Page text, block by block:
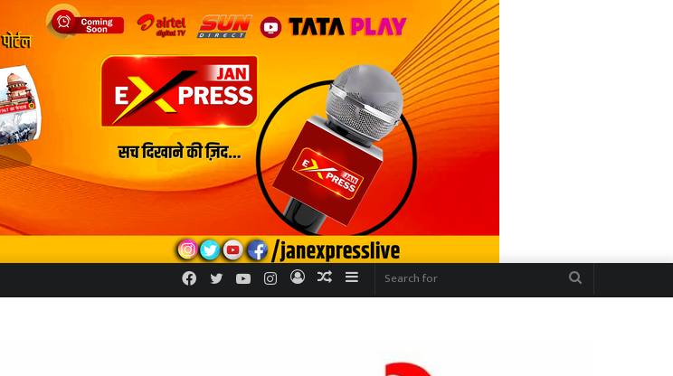
Sidebar
Random
Log
Instagram
YouTube
Twitter
Facebook